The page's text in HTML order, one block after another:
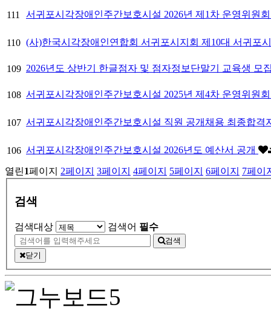
111 서귀포시각장애인주간보호시설 2026년 제1차 운영위원
110 (사)한국시각장애인연합회 서귀포시지회 제10대 서귀포
109 2026년도 상반기 한글점자 및 점자정보단말기 교육생 모
108 서귀포시각장애인주간보호시설 2025년 제4차 운영위원
107 서귀포시각장애인주간보호시설 직원 공개채용 최종합격
106 서귀포시각장애인주간보호시설 2026년도 예산서 공개
열린1페이지 2페이지 3페이지 4페이지 5페이지 6페이지 7페이
검색
검색대상 검색어 필수
검색
닫기